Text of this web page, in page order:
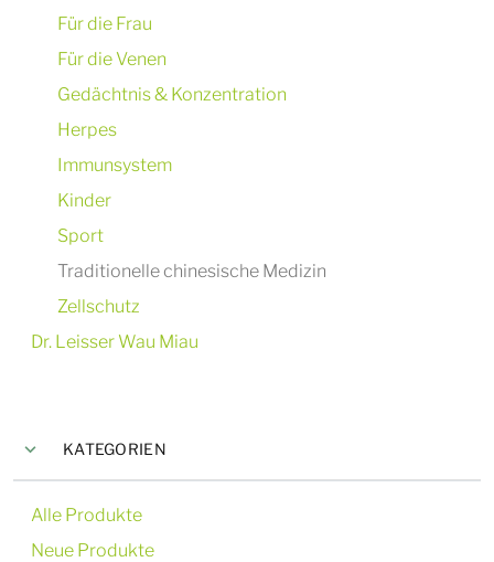
Für die Frau
Für die Venen
Gedächtnis & Konzentration
Herpes
Immunsystem
Kinder
Sport
Traditionelle chinesische Medizin
Zellschutz
Dr. Leisser Wau Miau
KATEGORIEN
Alle Produkte
Neue Produkte